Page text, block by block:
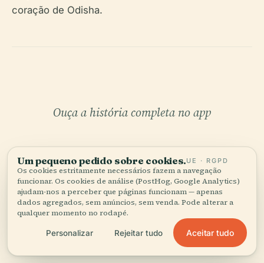
coração de Odisha.
Ouça a história completa no app
O SEU CURADOR PESSOAL
Toda a Champanath,
Um pequeno pedido sobre cookies.UE · RGPD
Os cookies estritamente necessários fazem a navegação
funcionar. Os cookies de análise (PostHog, Google Analytics)
ajudam-nos a perceber que páginas funcionam — apenas
dados agregados, sem anúncios, sem venda. Pode alterar a
qualquer momento no rodapé.
Personalizar Rejeitar tudo Aceitar tudo